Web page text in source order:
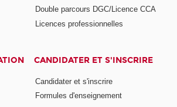
Double parcours DGC/Licence CCA
Licences professionnelles
CANDIDATER ET S'INSCRIRE
Candidater et s'inscrire
Formules d'enseignement